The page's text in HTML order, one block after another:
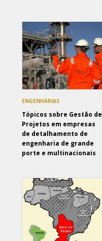
ENGENHARIAS
Tópicos sobre Gestão de
Projetos em empresas
de detalhamento de
engenharia de grande
porte e multinacionais